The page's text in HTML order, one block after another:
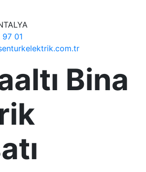
01
Bina